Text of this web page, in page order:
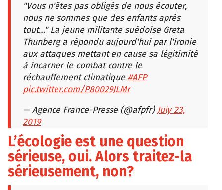
"Vous n'êtes pas obligés de nous écouter,
nous ne sommes que des enfants après
tout…" La jeune militante suédoise Greta
Thunberg a répondu aujourd'hui par l'ironie
aux attaques mettant en cause sa légitimité
à incarner le combat contre le
réchauffement climatique #AFP
pic.twitter.com/P80029JLMr
— Agence France-Presse (@afpfr)July 23,
2019
L’écologie est une question
sérieuse, oui. Alors traitez-la
sérieusement, non?